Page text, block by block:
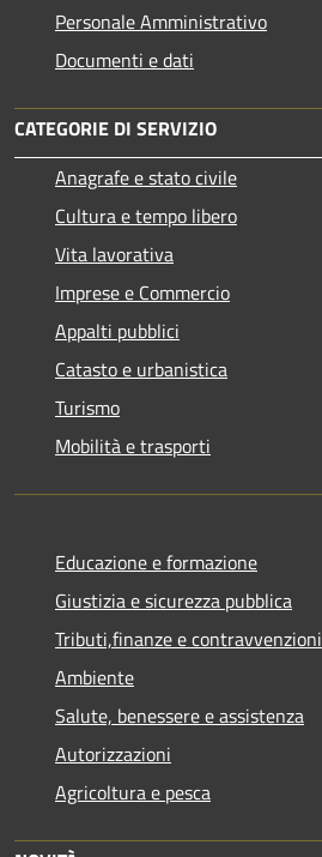
Personale Amministrativo
Documenti e dati
CATEGORIE DI SERVIZIO
Anagrafe e stato civile
Cultura e tempo libero
Vita lavorativa
Imprese e Commercio
Appalti pubblici
Catasto e urbanistica
Turismo
Mobilità e trasporti
Educazione e formazione
Giustizia e sicurezza pubblica
Tributi,finanze e contravvenzioni
Ambiente
Salute, benessere e assistenza
Autorizzazioni
Agricoltura e pesca